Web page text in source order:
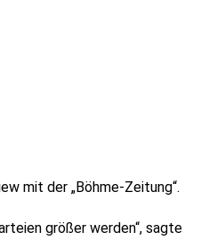
mit der „Böhme-Zeitung“.
größer werden“, sagte